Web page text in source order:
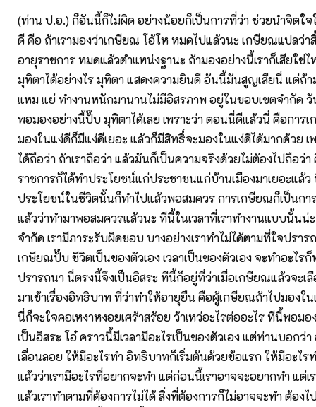
(ท่าน ป.อ.) ก็อันนี้ก็ไม่ผิด อย่างน้อยก็เป็นการที่ว่า ช่วยนำจิตใ
ดี คือ ถ้าเรามองว่าเกษียณ โอ้โห หมดไปแล้วนะ เกษียณแปลว่
อายุราชการ หมดแล้วตำแหน่งฐานะ ถ้ามองอย่างนี้เราก็เสียใช่
มุทิตาได้อย่างไร มุทิตา แสดงความยินดี อันนี้มันสูญเสียนี่ แต่ถ้
แหม แย่ ทำงานหนักมานานไม่มีอิสรภาพ อยู่ในขอบเขตจำกัด วั
พอมองอย่างนี้ปั๊บ มุทิตาได้เลย เพราะว่า ตอนนี่ดีแล้วนี่ คือการ
มองในแง่ดีก็มีแง่ดีเยอะ แล้วก็มีสิทธิ์จะมองในแง่ดีได้มากด้วย
ได้ถือว่า ถ้าเราถือว่า แล้วมันก็เป็นความจริงด้วยไม่ต้องไปถือว่
ราชการก็ได้ทำประโยชน์แก่ประชาชนแก่บ้านเมืองมาเยอะแล้
ประโยชน์ในชีวิตนั้นก็ทำไปแล้วพอสมควร การเกษียณก็เป็นกา
แล้วว่าทำมาพอสมควรแล้วนะ ทีนี้ในเวลาที่เราทำงานแบบนั้นน่
จำกัด เรามีภาระรับผิดชอบ บางอย่างเราทำไม่ได้ตามที่ใจปรา
เกษียณปั๊บ ชีวิตเป็นของตัวเอง เวลาเป็นของตัวเอง จะทำอะไร
ปรารถนา นี่ตรงนี้จึงเป็นอิสระ ทีนี้ก็อยู่ที่ว่าเมื่อเกษียณแล้วจะเ
มาเข้าเรื่องอิทธิบาท ที่ว่าทำให้อายุยืน คือผู้เกษียณถ้าไปมองใ
นี่ก็จะใจคอเหงาหงอยเศร้าสร้อย ว้าเหว่อะไรต่ออะไร ทีนี้พอม
เป็นอิสระ โอ๋ คราวนี้มีเวลามีอะไรเป็นของตัวเอง แต่ท่านบอกว่
เลื่อนลอย ให้มีอะไรทำ อิทธิบาทก็เริ่มต้นด้วยข้อแรก ให้มีอะไ
แล้วว่าเรามีอะไรที่อยากจะทำ แต่ก่อนนี้เราอาจจะอยากทำ แต่เ
แล้วเราทำตามที่ต้องการไม่ได้ สิ่งที่ต้องการก็ไม่อาจจะทำ ต้อง